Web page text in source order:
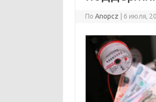
ПоAnopcz 6 июля,